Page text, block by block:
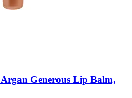
Argan Generous Lip Balm,